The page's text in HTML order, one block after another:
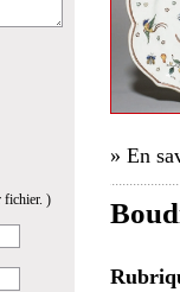
fichier. )
» En